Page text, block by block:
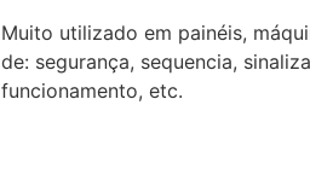
Muito utilizado em painéis,
de: segurança, sequencia,
funcionamento, etc.